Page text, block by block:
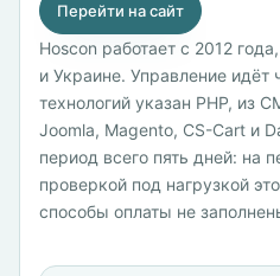
Перейти на сайт
Hoscon работает с 2012
и Украине. Управление идёт
технологий указан PHP, из
Joomla, Magento, CS-Cart и
период всего пять дней: на
проверкой под нагрузкой
способы оплаты не